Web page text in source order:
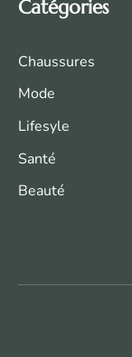
Catégories
Chaussures
Mode
Lifesyle
Santé
Beauté